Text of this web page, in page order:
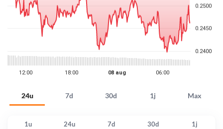
24u 7d 30d 1j Max
1u 24u 7d 30d
1j